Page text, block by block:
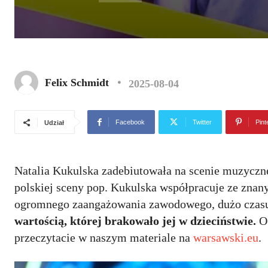
Felix Schmidt 2025-08-04
Udział Facebook Twitter
Natalia Kukulska zadebiutowała na scenie
polskiej sceny pop. Kukulska współpracuje ze
ogromnego zaangażowania zawodowego, dużo
wartością, której brakowało jej w dzieciństwie.
przeczytacie w naszym materiale na warsawski.eu.